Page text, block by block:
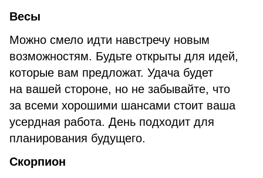
Весы
Можно смело идти навстречу новым
возможностям. Будьте открыты для идей,
которые вам предложат. Удача будет
на вашей стороне, но не забывайте, что
за всеми хорошими шансами стоит ваша
усердная работа. День подходит для
планирования будущего.
Скорпион